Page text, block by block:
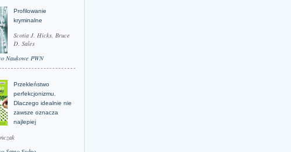
Profilowanie
kryminalne
Scotia J. Hicks, Bruce
D. Sales
Naukowe PWN
Przekleństwo
perfekcjonizmu.
Dlaczego idealnie nie
zawsze oznacza
najlepiej